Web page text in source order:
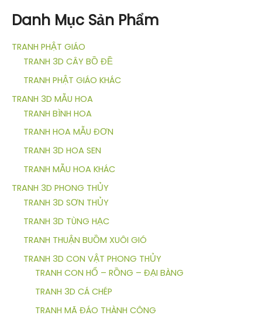
Danh Mục Sản Phẩm
TRANH PHẬT GIÁO
TRANH 3D CÂY BỒ ĐỀ
TRANH PHẬT GIÁO KHÁC
TRANH 3D MẪU HOA
TRANH BÌNH HOA
TRANH HOA MẪU ĐƠN
TRANH 3D HOA SEN
TRANH MẪU HOA KHÁC
TRANH 3D PHONG THỦY
TRANH 3D SƠN THỦY
TRANH 3D TÙNG HẠC
TRANH THUẬN BUỒM XUÔI GIÓ
TRANH 3D CON VẬT PHONG THỦY
TRANH CON HỔ – RỒNG – ĐẠI BÀNG
TRANH 3D CÁ CHÉP
TRANH MÃ ĐÁO THÀNH CÔNG